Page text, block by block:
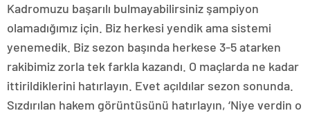
Kadromuzu başarılı bulmayabilirsiniz şampiyon
olamadığımız için. Biz herkesi yendik ama sistemi
yenemedik. Biz sezon başında herkese 3-5 atarken
rakibimiz zorla tek farkla kazandı. O maçlarda ne kadar
ittirildiklerini hatırlayın. Evet açıldılar sezon sonunda.
Sızdırılan hakem görüntüsünü hatırlayın, ‘Niye verdin o